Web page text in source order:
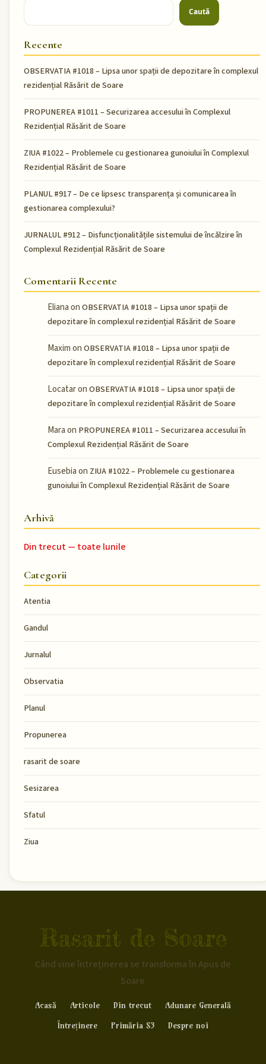
Caută
Recente
OBSERVATIA #1018 – Lipsa unor spații de depozitare în complexul
rezidențial Răsărit de Soare
PROPUNEREA #1011 – Securizarea accesului în Complexul
Rezidențial Răsărit de Soare
ZIUA #1022 – Problemele cu gestionarea gunoiului în Complexul
Rezidențial Răsărit de Soare
PLANUL #917 – De ce lipsesc transparența și comunicarea în
gestionarea complexului?
JURNALUL #912 – Disfuncționalitățile sistemului de încălzire în
Complexul Rezidențial Răsărit de Soare
Comentarii Recente
Elianaon OBSERVATIA #1018 – Lipsa unor spații de
depozitare în complexul rezidențial Răsărit de Soare
Maximon OBSERVATIA #1018 – Lipsa unor spații de
depozitare în complexul rezidențial Răsărit de Soare
Locataron OBSERVATIA #1018 – Lipsa unor spații de
depozitare în complexul rezidențial Răsărit de Soare
Maraon PROPUNEREA #1011 – Securizarea accesului în
Complexul Rezidențial Răsărit de Soare
Eusebiaon ZIUA #1022 – Problemele cu gestionarea
gunoiului în Complexul Rezidențial Răsărit de Soare
Arhivă
Din trecut — toate lunile
Categorii
Atentia
Gandul
Jurnalul
Observatia
Planul
Propunerea
rasarit de soare
Sesizarea
Sfatul
Ziua
Rasarit de Soare
Când vine întreținerea se transforma în Apus de
Soare
Acasă Articole Din trecut
Adunare Generală
Întreținere
Primăria S3 Despre noi